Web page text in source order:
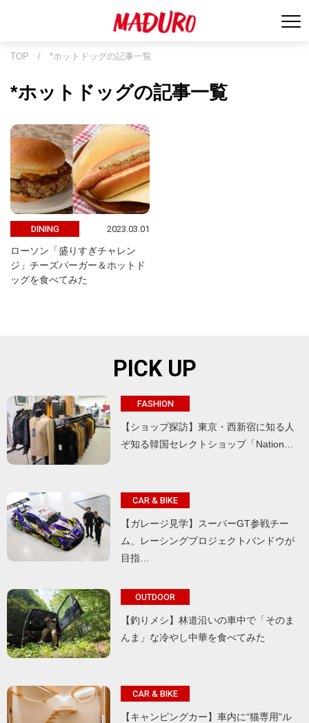
TOP / *ホットドッグの記事一覧
*ホットドッグの記事一覧
DINING 2023.03.01
ローソン「盛りすぎチャレン
ジ」チーズバーガー＆ホットド
ッグを食べてみた
PICK UP
FASHION
【ショップ探訪】東京・西新宿に知る人
ぞ知る韓国セレクトショップ「Nation…
CAR & BIKE
【ガレージ見学】スーパーGT参戦チー
ム、レーシングプロジェクトバンドウが
目指…
OUTDOOR
【釣りメシ】林道沿いの車中で「そのま
んま」な冷やし中華を食べてみた
CAR & BIKE
【キャンピングカー】車内に“猫専用”ル